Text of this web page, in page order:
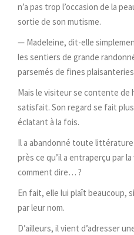
n’a pas trop l’occasion de la
sortie de son mutisme.
— Madeleine, dit-elle
les sentiers de grande
parsemés de fines
Mais le visiteur se contente de
satisfait. Son regard se fait
éclatant à la fois.
Il a abandonné toute
près ce qu’il a entraperçu par
comment dire… ?
En fait, elle lui plaît beaucoup,
par leur nom.
D’ailleurs, il vient d’adresser